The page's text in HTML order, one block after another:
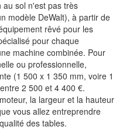
au sol n'est pas très
modèle DeWalt), à partir de
rêvé pour les
pour chaque
machine combinée. Pour
ou professionnelle,
(1 500 x 1 350 mm, voire 1
2 500 et 4 400 €.
la largeur et la hauteur
vous allez entreprendre
des tables.